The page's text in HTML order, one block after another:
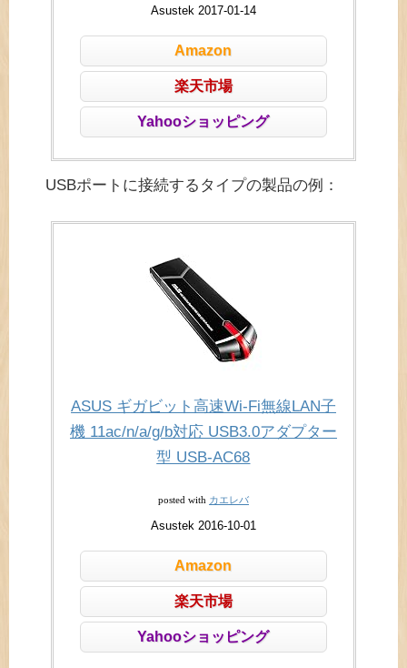
Asustek 2017-01-14
Amazon
楽天市場
Yahooショッピング
USBポートに接続するタイプの製品の例：
ASUS ギガビット高速Wi-Fi無線LAN子
機 11ac/n/a/g/b対応 USB3.0アダプター
型 USB-AC68
posted with カエレバ
Asustek 2016-10-01
Amazon
楽天市場
Yahooショッピング